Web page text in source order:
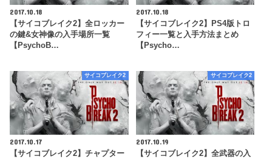
2017.10.18
【サイコブレイク2】全ロッカー
の鍵&女神像の入手場所一覧
【PsychoB…
2017.10.18
【サイコブレイク2】PS4版トロ
フィー一覧と入手方法まとめ
【Psycho…
サイコブレイク2
2017.10.17
【サイコブレイク2】チャプター
サイコブレイク2
2017.10.19
【サイコブレイク2】全武器の入